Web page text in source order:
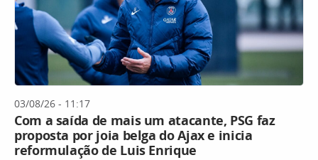
03/08/26 - 11:17
Com a saída de mais um atacante, PSG faz
proposta por joia belga do Ajax e inicia
reformulação de Luis Enrique